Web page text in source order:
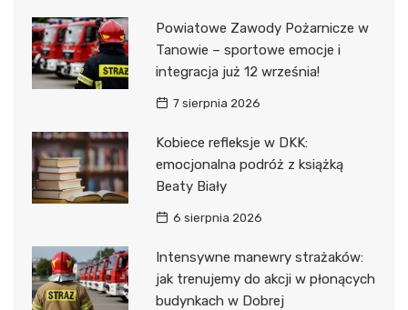
Powiatowe Zawody Pożarnicze w
Tanowie – sportowe emocje i
integracja już 12 września!
7 sierpnia 2026
Kobiece refleksje w DKK:
emocjonalna podróż z książką
Beaty Biały
6 sierpnia 2026
Intensywne manewry strażaków:
jak trenujemy do akcji w płonących
budynkach w Dobrej